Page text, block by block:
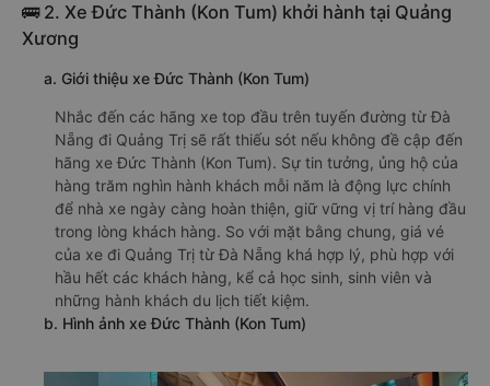
🚌 2. Xe Đức Thành (Kon Tum) khởi hành tại Quảng
Xương
a. Giới thiệu xe Đức Thành (Kon Tum)
Nhắc đến các hãng xe top đầu trên tuyến đường từ Đà
Nẵng đi Quảng Trị sẽ rất thiếu sót nếu không đề cập đến
hãng xe Đức Thành (Kon Tum). Sự tin tưởng, ủng hộ của
hàng trăm nghìn hành khách mỗi năm là động lực chính
để nhà xe ngày càng hoàn thiện, giữ vững vị trí hàng đầu
trong lòng khách hàng. So với mặt bằng chung, giá vé
của xe đi Quảng Trị từ Đà Nẵng khá hợp lý, phù hợp với
hầu hết các khách hàng, kể cả học sinh, sinh viên và
những hành khách du lịch tiết kiệm.
b. Hình ảnh xe Đức Thành (Kon Tum)